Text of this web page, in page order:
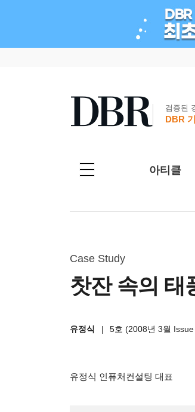
검증된
DBR
아티클
Case Study
찻잔 속의 태
유정식 | 5호 (2008년 3월
유정식 인퓨처컨설팅 대표